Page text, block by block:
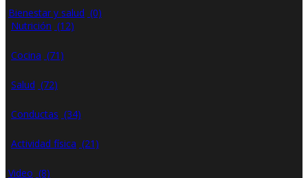
Bienestar y salud (0)
Nutrición (12)
Cocina (71)
Salud (72)
Conductas (34)
Actividad física (21)
Video (8)